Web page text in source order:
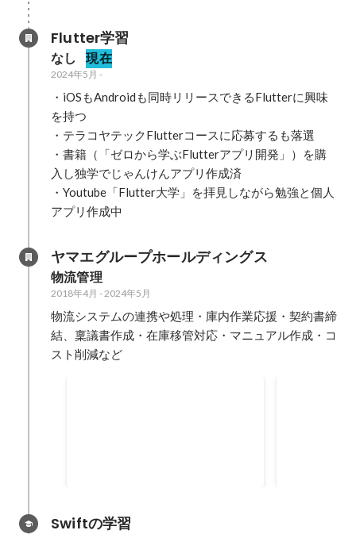
Flutter学習
なし 現在
2024年5月 -
・iOSもAndroidも同時リリースできるFlutterに興味
を持つ
・テラコヤテックFlutterコースに応募するも落選
・書籍（「ゼロから学ぶFlutterアプリ開発」）を購
入し独学でじゃんけんアプリ作成済
・Youtube「Flutter大学」を拝見しながら勉強と個人
アプリ作成中
ヤマエグループホールディングス
物流管理
2018年4月 -2024年5月
物流システムの連携や処理・庫内作業応援・契約書締
結、稟議書作成・在庫移管対応・マニュアル作成・コ
スト削減など
Swiftの学習